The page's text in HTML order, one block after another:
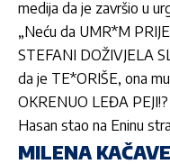
medija da je završio u
„Neću da UMR*M
STEFANI DOŽIVJELA
da je TE*ORIŠE, ona
OKRENUO LEĐA
Hasan stao na Eninu
MILENA